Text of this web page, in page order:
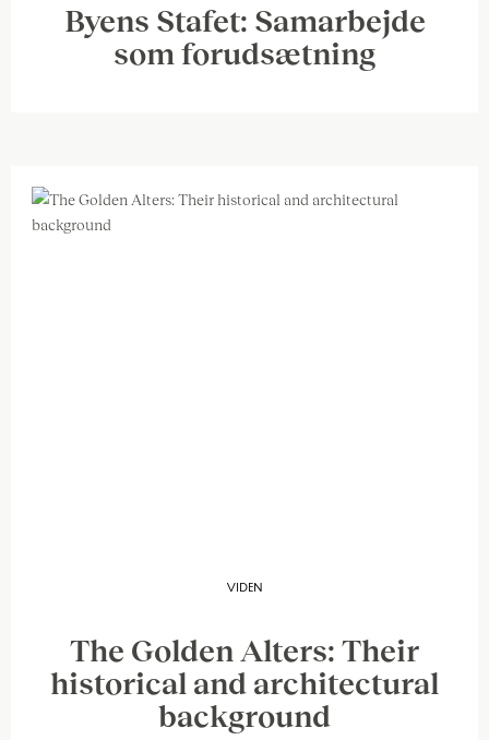
Byens Stafet: Samarbejde
som forudsætning
The Golden Alters: Their
historical and architectural
background
VIDEN